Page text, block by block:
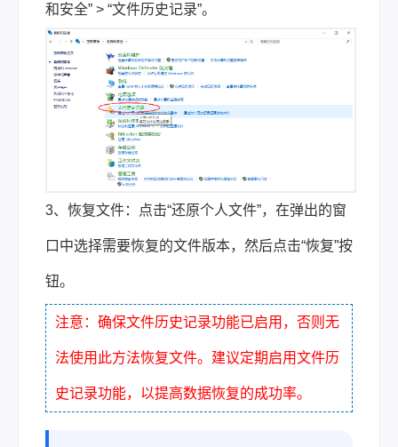
和安全” > “文件历史记录”。
3、恢复文件：点击“还原个人文件”，在弹出的窗
口中选择需要恢复的文件版本，然后点击“恢复”按
钮。
注意：确保文件历史记录功能已启用，否则无
法使用此方法恢复文件。建议定期启用文件历
史记录功能，以提高数据恢复的成功率。